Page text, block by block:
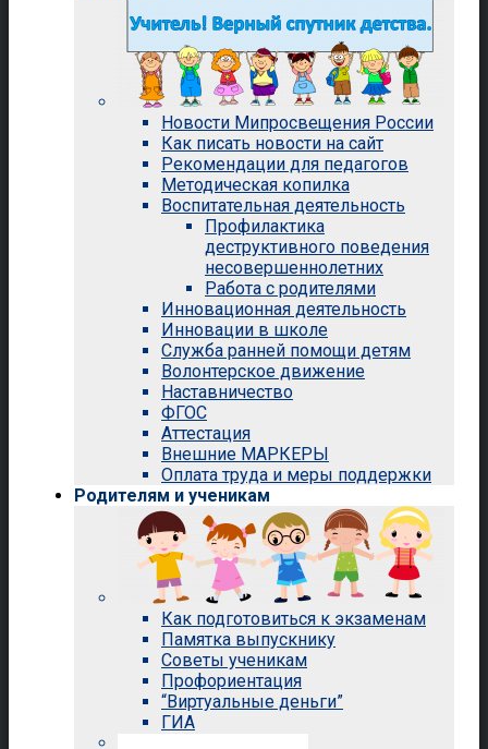
Новости Мипросвещения России
Как писать новости на сайт
Рекомендации для педагогов
Методическая копилка
Воспитательная деятельность
Профилактика
деструктивного поведения
несовершеннолетних
Работа с родителями
Инновационная деятельность
Инновации в школе
Служба ранней помощи детям
Волонтерское движение
Наставничество
ФГОС
Аттестация
Внешние МАРКЕРЫ
Оплата труда и меры поддержки
Родителям и ученикам
Как подготовиться к экзаменам
Памятка выпускнику
Советы ученикам
Профориентация
“Виртуальные деньги”
ГИА